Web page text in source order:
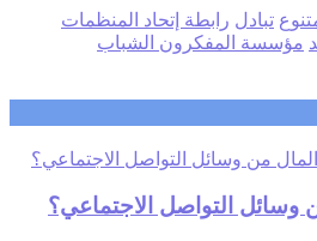
تبادل رابطة إتحاد المنظمات
مؤسسة المفكرون الشباب
التواصل الاجتماعي؟